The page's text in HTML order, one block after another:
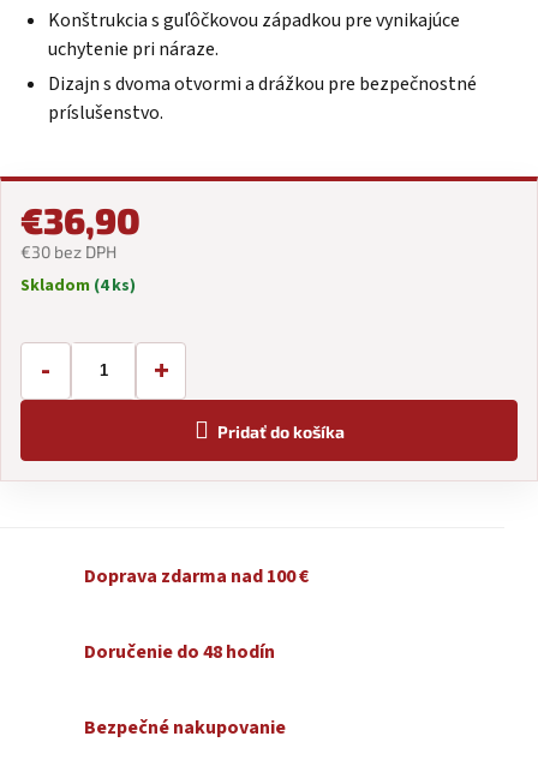
Konštrukcia s guľôčkovou západkou pre vynikajúce
uchytenie pri náraze.
Dizajn s dvoma otvormi a drážkou pre bezpečnostné
príslušenstvo.
€36,90
€30 bez DPH
Jednotková
Skladom (4 ks)
- +
Pridať do košíka
Doprava zdarma nad 100 €
Doručenie do 48 hodín
Bezpečné nakupovanie